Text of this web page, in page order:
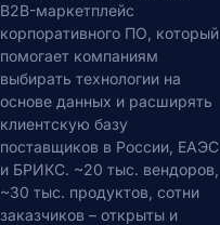
B2B-маркетплейс
корпоративного ПО, который
помогает компаниям
выбирать технологии на
основе данных и расширять
клиентскую базу
поставщиков в России, ЕАЭС
и БРИКС. ~20 тыс. вендоров,
~30 тыс. продуктов, сотни
заказчиков – открыты и